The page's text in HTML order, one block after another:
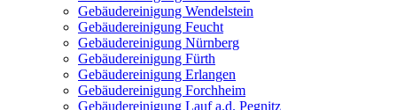
Gebäudereinigung Wendelstein
Gebäudereinigung Feucht
Gebäudereinigung Nürnberg
Gebäudereinigung Fürth
Gebäudereinigung Erlangen
Gebäudereinigung Forchheim
Gebäudereinigung Lauf a.d. Pegnitz